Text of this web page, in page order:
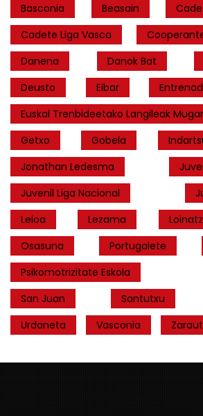
Basconia
Beasain
Cadete Liga Vasca
Danena
Danok Bat
Deusto
Eibar
Euskal Trenbideetako Langileak
Getxo
Gobela
Jonathan Ledesma
Juvenil Liga Nacional
Leioa
Lezama Loinatz
Osasuna
Portugalete
Psikomotrizitate Eskola
San Juan
Santutxu
Urdaneta
Vasconia